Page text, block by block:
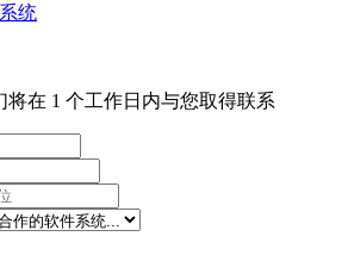
统
在 1 个工作日内与您取得联系